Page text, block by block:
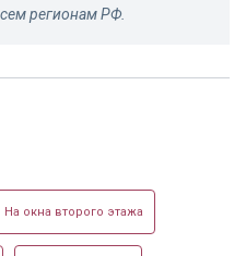
регионам РФ.
На окна второго этажа